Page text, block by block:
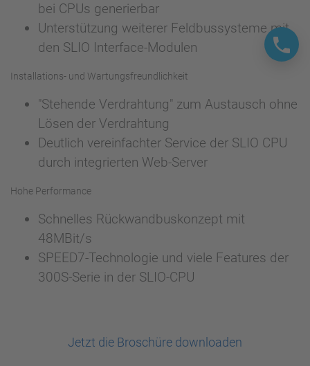
bei CPUs generierbar
Unterstützung weiterer Feldbussysteme mit
den SLIO Interface-Modulen
Installations- und Wartungsfreundlichkeit
"Stehende Verdrahtung" zum Austausch ohne
Lösen der Verdrahtung
Deutlich vereinfachter Service der SLIO CPU
durch integrierten Web-Server
Hohe Performance
Schnelles Rückwandbuskonzept mit
48MBit/s
SPEED7-Technologie und viele Features der
300S-Serie in der SLIO-CPU
Jetzt die Broschüre downloaden